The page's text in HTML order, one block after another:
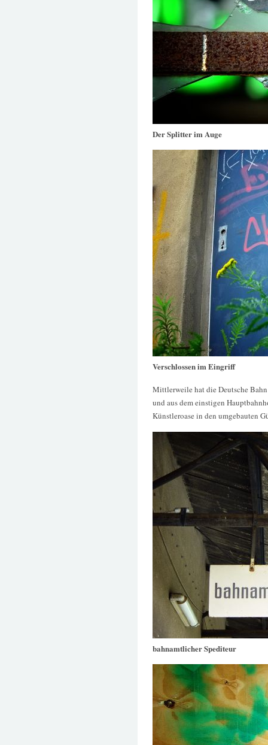
Der Splitter im Auge
Verschlossen im Eingriff
Mittlerweile hat die Deutsche
und aus dem einstigen
Künstleroase in den umgebauten
bahnamtlicher Spediteur